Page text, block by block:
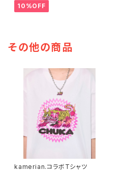
10%OFF
その他の商品
kamerian.コラボTシャツ